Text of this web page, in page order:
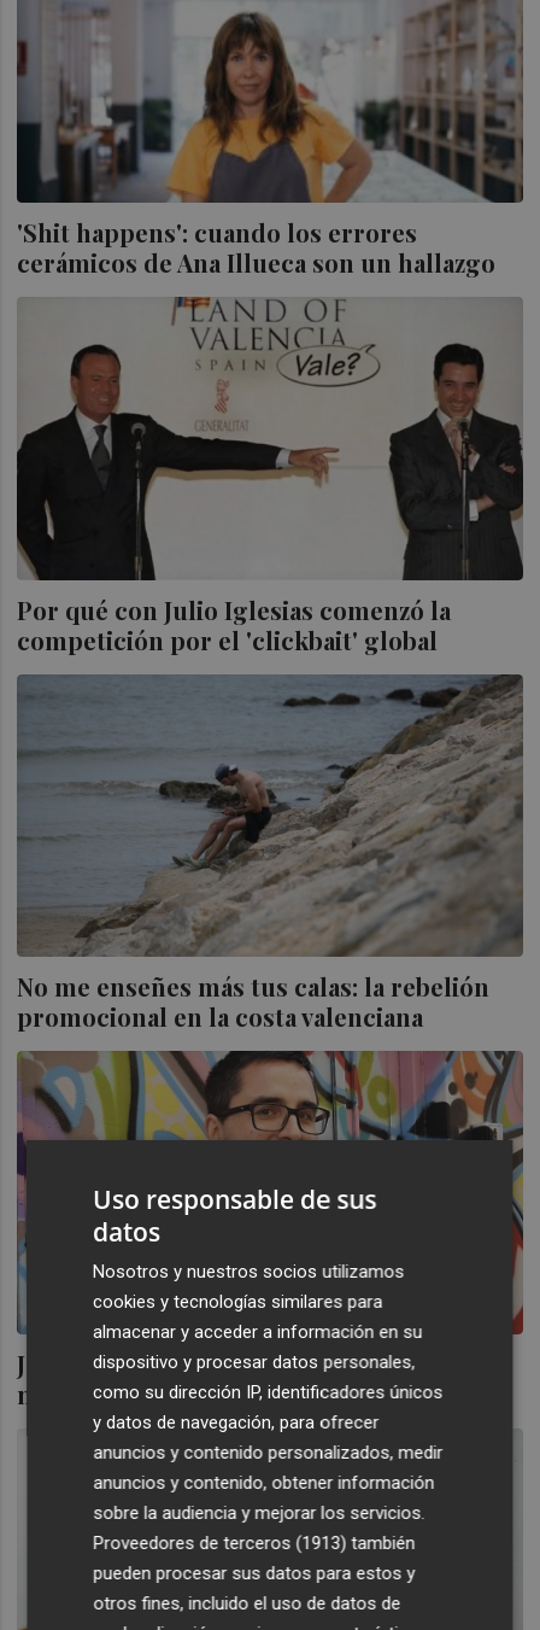
'Shit happens': cuando los errores
cerámicos de Ana Illueca son un hallazgo
Por qué con Julio Iglesias comenzó la
competición por el 'clickbait' global
No me enseñes más tus calas: la rebelión
promocional en la costa valenciana
Jorge Dioni: "¿Turismofobia? Veo mucha
más vecinofobia"
Uso responsable de sus
datos
Nosotros y nuestros socios utilizamos
cookies y tecnologías similares para
almacenar y acceder a información en su
dispositivo y procesar datos personales,
como su dirección IP, identificadores únicos
y datos de navegación, para ofrecer
anuncios y contenido personalizados, medir
anuncios y contenido, obtener información
sobre la audiencia y mejorar los servicios.
Proveedores de terceros (1913) también
pueden procesar sus datos para estos y
otros fines, incluido el uso de datos de